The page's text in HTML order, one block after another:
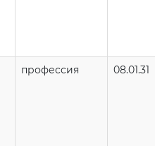
профессия 08.01.31